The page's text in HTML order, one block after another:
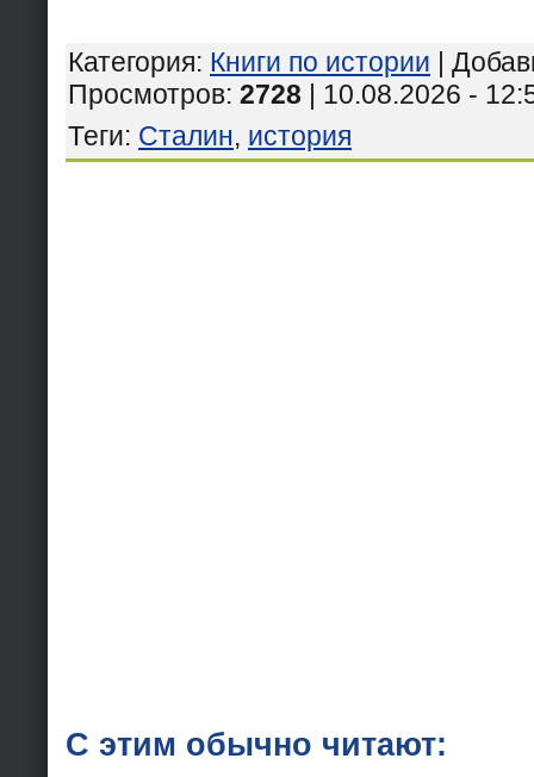
Категория: Книги по истории |
Просмотров: 2728 | 10.08.2026 -
Теги: Сталин, история
С этим обычно читают: